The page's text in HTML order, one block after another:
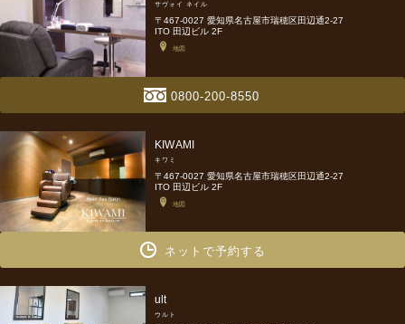
サヴォイ ネイル
〒467-0027 愛知県名古屋市瑞穂区田辺通2-27
ITO 田辺ビル 2F
地図
0800-200-8550
KIWAMI
キワミ
〒467-0027 愛知県名古屋市瑞穂区田辺通2-27
ITO 田辺ビル 2F
地図
ネットで予約する
ult
ウルト